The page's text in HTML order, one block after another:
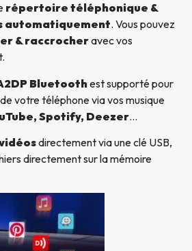
répertoire téléphonique &
automatiquement. Vous pouvez
& raccrocheravec vos
Bluetoothest supporté pour
votre téléphone via vos musique
Spotify, Deezer…
directement via une clé USB,
directement sur la mémoire